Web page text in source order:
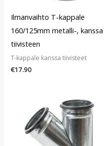
Ilmanvaihto T-kappale
160/125mm metalli-, kanssa
tiivisteen
T-kappale kanssa tiivisteet
€17.90